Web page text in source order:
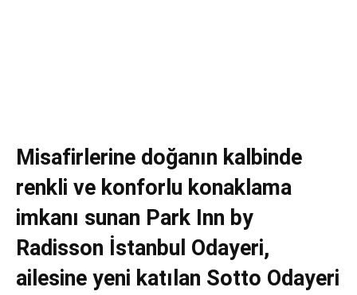
Misafirlerine doğanın kalbinde
renkli ve konforlu konaklama
imkanı sunan Park Inn by
Radisson İstanbul Odayeri,
ailesine yeni katılan Sotto Odayeri